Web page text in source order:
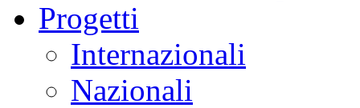
Progetti
Internazionali
Nazionali